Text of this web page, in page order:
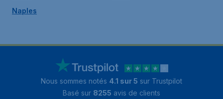
Naples
Nous sommes notés 4.1 sur 5 sur Trustpilot
Basé sur 8255 avis de clients